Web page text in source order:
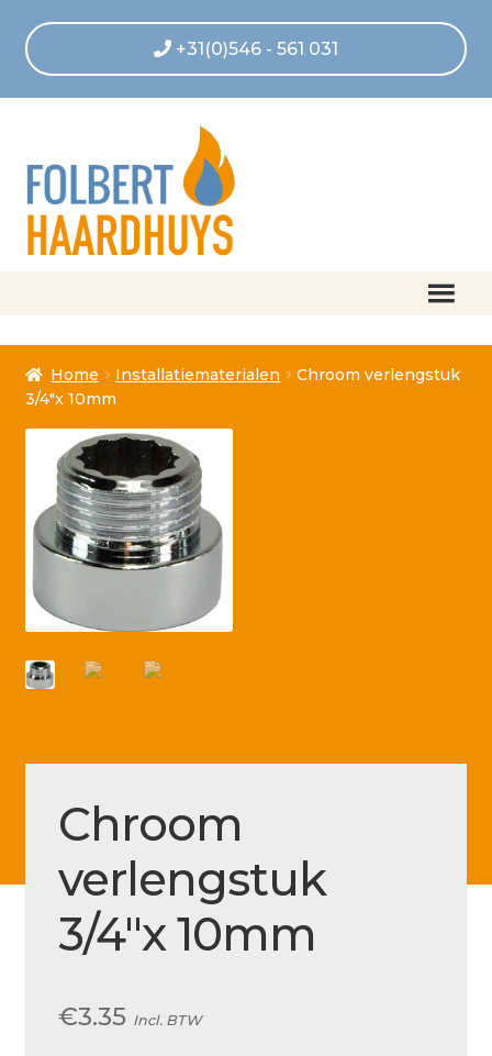
+31(0)546 - 561 031
Afrekenen
Algemene voorwaarden
Betaling geannuleerd
Betaling voltooid
Blog
Contact
FAQ
Klantenservice
Betaalmethode
Mijn account
Over
Home Installatiematerialen
Chroom verlengstuk
3/4″x 10mm
Chroom
verlengstuk
3/4″x 10mm
€3.35 Incl. BTW